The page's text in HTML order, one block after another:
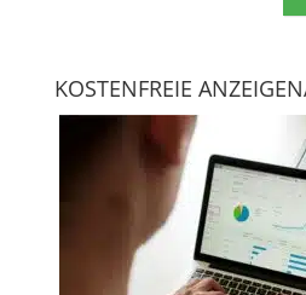
KOSTENFREIE